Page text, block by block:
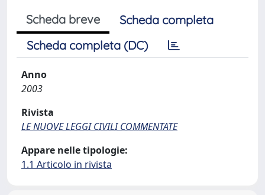
Scheda breve
Scheda completa
Scheda completa (DC)
Anno
2003
Rivista
LE NUOVE LEGGI CIVILI COMMENTATE
Appare nelle tipologie:
1.1 Articolo in rivista